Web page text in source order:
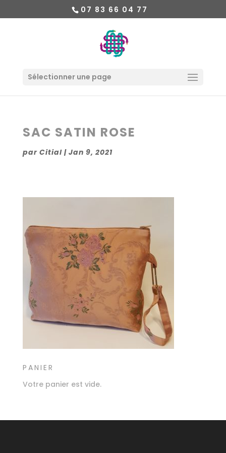
07 83 66 04 77
Sélectionner une page
SAC SATIN ROSE
par Citial| Jan 9, 2021
PANIER
Votre panier est vide.